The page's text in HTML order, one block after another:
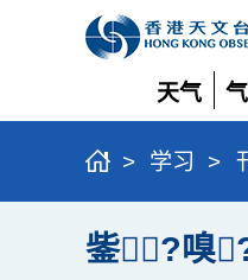
天气
展
开
展
开
> 学习 >
鈭?嗅